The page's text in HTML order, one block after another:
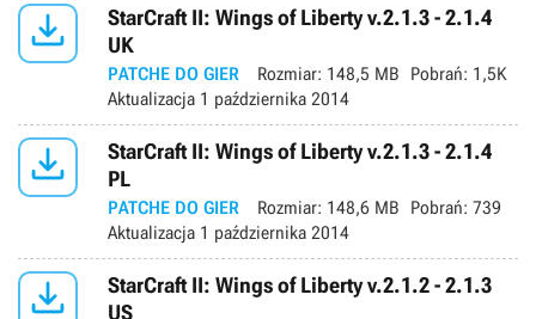

StarCraft II: Wings of Liberty v.2.1.3 - 2.1.4
UK
PATCHE DO GIER Rozmiar: 148,5 MB Pobrań: 1,5K
Aktualizacja 1 października 2014

StarCraft II: Wings of Liberty v.2.1.3 - 2.1.4
PL
PATCHE DO GIER Rozmiar: 148,6 MB Pobrań: 739
Aktualizacja 1 października 2014

StarCraft II: Wings of Liberty v.2.1.2 - 2.1.3
US